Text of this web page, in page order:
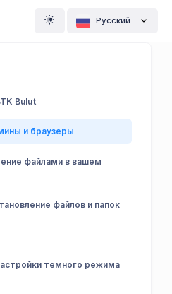
Pусский
Bulut
и браузеры
файлами в вашем
файлов и папок
темного режима